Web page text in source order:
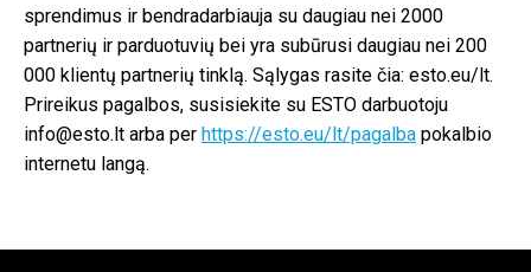
sprendimus ir bendradarbiauja su daugiau nei 2000
partnerių ir parduotuvių bei yra subūrusi daugiau nei 200
000 klientų partnerių tinklą. Sąlygas rasite čia: esto.eu/lt.
Prireikus pagalbos, susisiekite su ESTO darbuotoju
info@esto.lt arba per https://esto.eu/lt/pagalba pokalbio
internetu langą.